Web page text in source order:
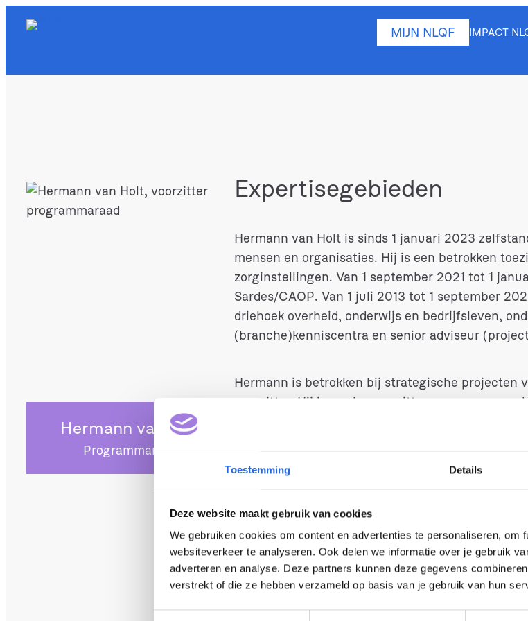
Toestemming Details
Deze website maakt gebruik van cookies
We gebruiken cookies om content en advertenties te personaliseren, om
websiteverkeer te analyseren. Ook delen we informatie over je gebruik
adverteren en analyse. Deze partners kunnen deze gegevens
verstrekt of die ze hebben verzameld op basis van je gebruik van hun
naar
inhoud
MIJN NLQF IMPACT
Hermann van Holt
Programmaraad
Expertisegebieden
Hermann van Holt is sinds 1 januari 2023
mensen en organisaties. Hij is een betrokken
zorginstellingen. Van 1 september 2021 tot 1
Sardes/CAOP. Van 1 juli 2013 tot 1 september
driehoek overheid, onderwijs en bedrijfsleven,
(branche)kenniscentra en senior adviseur
Hermann is betrokken bij strategische projecten
voorzitter. Hij is verder voorzitter
bestuur van twee stichtingen die zich richten
Hermann voorzitter van de expertgroep Gelijke
UNESCO en tot 2019 lid Raad van toezicht
was hij ook lid Raad van Advies van Fontys
Wat is de toegevoegde
“Het NLQF zorgt voor meer transparantie in de
zorgt voor een heldere kwaliteitsborging en
noodzakelijke schakel in de huidige complexe